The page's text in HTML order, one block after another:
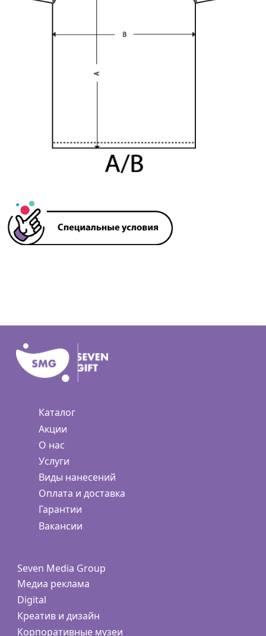
Каталог
Акции
О нас
Услуги
Виды нанесений
Оплата и доставка
Гарантии
Вакансии
Seven Media Group
Медиа реклама
Digital
Креатив и дизайн
Корпоративные музеи